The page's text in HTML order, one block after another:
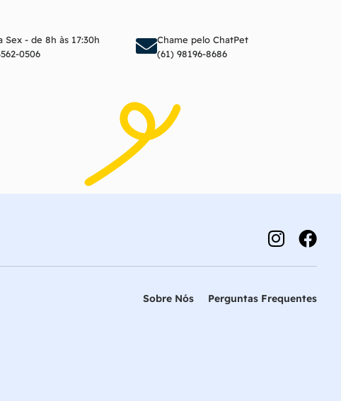
ao carrinho Adicionar ao carrinho
Sex - de 8h às 17:30h
0506
Chame pelo ChatPet
(61) 98196-8686
Sobre Nós Perguntas Frequentes